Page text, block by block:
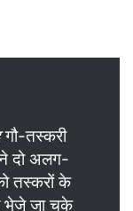
गौ-तस्करी
दो अलग-
तस्करों के
भेजे जा चुके